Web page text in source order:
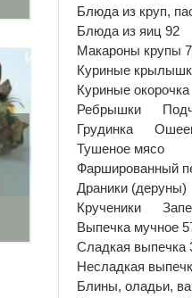
Блюда из круп,
Блюда из яиц 92
Макароны крупы
Куриные
Куриные окорочка
Ребрышки
Грудинка
Тушеное мясо
Фаршированный
Драники (деруны)
Крученики
Выпечка мучное
Сладкая выпечка
Несладкая
Блины, оладьи,